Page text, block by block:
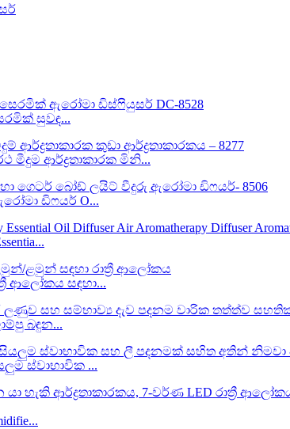
සුවඳ...
මීදුම ආර්ද්‍රතාකාරක මිනි...
ඩිෆයර් O...
ආලෝකය සඳහා...
බඳුන...
ස්වාභාවික ...